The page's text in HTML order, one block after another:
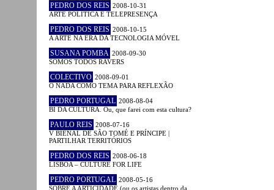
PEDRO DOS REIS 2008-10-31
ARTE POLÍTICA E TELEPRESENÇA
PEDRO DOS REIS 2008-10-15
A ARTE NA ERA DA TECNOLOGIA MÓVEL
SUSANA POMBA 2008-09-30
SOMOS TODOS RAVERS
COLECTIVO 2008-09-01
O NADA COMO TEMA PARA REFLEXÃO
PEDRO PORTUGAL 2008-08-04
BI DA CULTURA. Ou, que farei com esta cultura?
PAULO REIS 2008-07-16
V BIENAL DE SÃO TOMÉ E PRÍNCIPE |
PARTILHAR TERRITÓRIOS
PEDRO DOS REIS 2008-06-18
LISBOA – CULTURE FOR LIFE
PEDRO PORTUGAL 2008-05-16
SOBRE A ARTICIDADE (ou os artistas dentro da